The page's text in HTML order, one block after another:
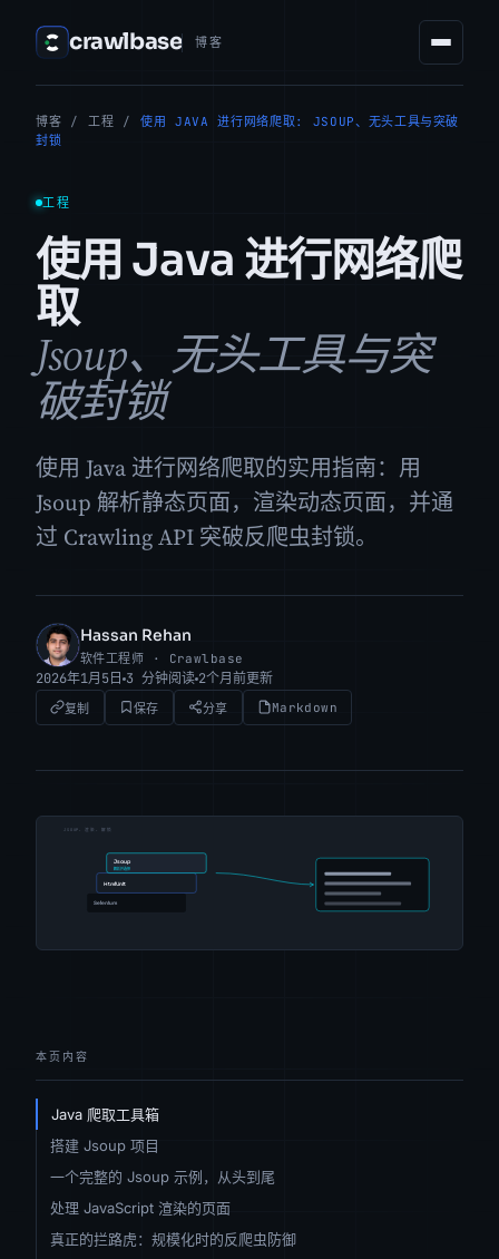
crawlbase 博客
博客 / 工程 /
使用 JAVA 进行网络爬取: JSOUP、无头工具与突破
封锁
工程
使用 Java 进行网络爬
取
Jsoup、无头工具与突
破封锁
使用 Java 进行网络爬取的实用指南：用
Jsoup 解析静态页面，渲染动态页面，并通
过 Crawling API 突破反爬虫封锁。
HR
Hassan Rehan
软件工程师 · Crawlbase
2026年1月5日 3 分钟阅读 2个月前更新
复制 保存 分享 Markdown
本页内容
Java 爬取工具箱
搭建 Jsoup 项目
一个完整的 Jsoup 示例，从头到尾
处理 JavaScript 渲染的页面
真正的拦路虎：规模化时的反爬虫防御